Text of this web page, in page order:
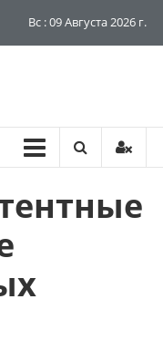
Вс : 09 Августа 2026 г.